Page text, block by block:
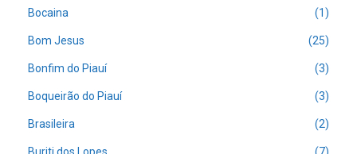
Bocaina (1)
Bom Jesus (25)
Bonfim do Piauí (3)
Boqueirão do Piauí (3)
Brasileira (2)